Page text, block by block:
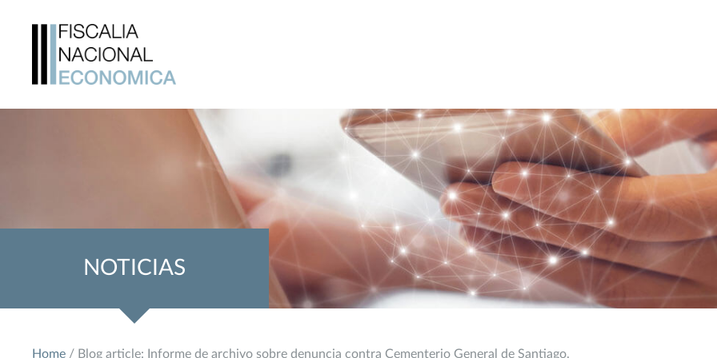
NOTICIAS
Home / Blog article: Informe de archivo sobre denuncia contra Cementerio General de Santiago.